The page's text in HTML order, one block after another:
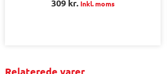
309 kr. Inkl. moms